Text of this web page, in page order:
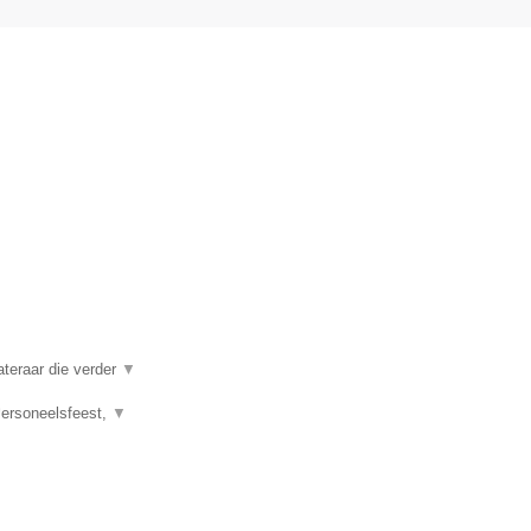
die verder ▼
▼